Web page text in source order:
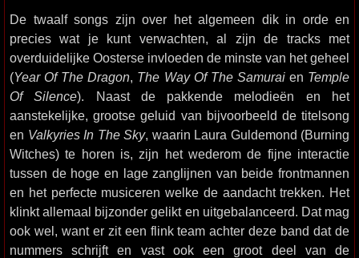
De twaalf songs zijn over het algemeen dik in orde en
precies wat je kunt verwachten, al zijn de tracks met
overduidelijke Oosterse invloeden de minste van het geheel
(Year Of The Dragon, The Way Of The Samuraien Temple
Of Silence). Naast de pakkende melodieën en het
aanstekelijke, grootse geluid van bijvoorbeeld de titelsong
en Valkyries In The Sky, waarin Laura Guldemond (Burning
Witches) te horen is, zijn het wederom de fijne interactie
tussen de hoge en lage zanglijnen van beide frontmannen
en het perfecte musiceren welke de aandacht trekken. Het
klinkt allemaal bijzonder gelikt en uitgebalanceerd. Dat mag
ook wel, want er zit een flink team achter deze band dat de
nummers schrijft en vast ook een groot deel van de